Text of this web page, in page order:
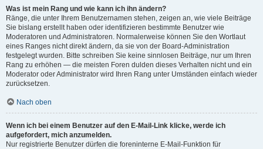
Was ist mein Rang und wie kann ich ihn ändern?
Ränge, die unter Ihrem Benutzernamen stehen, zeigen an, wie viele Beiträge
Sie bislang erstellt haben oder identifizieren bestimmte Benutzer wie
Moderatoren und Administratoren. Normalerweise können Sie den Wortlaut
eines Ranges nicht direkt ändern, da sie von der Board-Administration
festgelegt wurden. Bitte schreiben Sie keine sinnlosen Beiträge, nur um Ihren
Rang zu erhöhen — die meisten Foren dulden dieses Verhalten nicht und ein
Moderator oder Administrator wird Ihren Rang unter Umständen einfach wieder
zurücksetzen.
Nach oben
Wenn ich bei einem Benutzer auf den E-Mail-Link klicke, werde ich
aufgefordert, mich anzumelden.
Nur registrierte Benutzer dürfen die foreninterne E-Mail-Funktion für